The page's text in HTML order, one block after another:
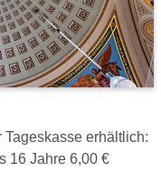
erhältlich:
16 Jahre 6,00 €